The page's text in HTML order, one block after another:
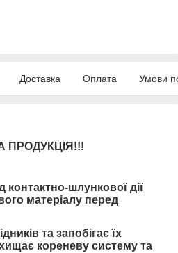
Доставка Оплата Умови
ПРОДУКЦІЯ!!!
шлункової дії
матеріалу перед
та запобігає їх
кореневу систему та